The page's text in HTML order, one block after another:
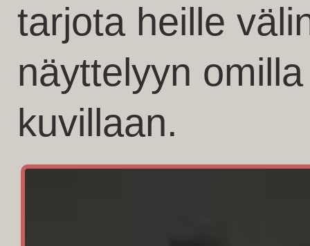
tarjota heille
näyttelyyn
kuvillaan.